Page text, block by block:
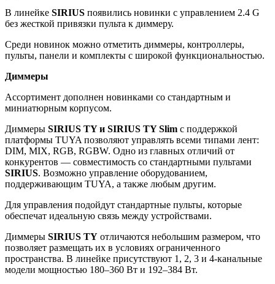
В линейке SIRIUS появились новинки с управлением 2.4 G
без жесткой привязки пульта к диммеру.
Среди новинок можно отметить диммеры, контроллеры,
пульты, панели и комплекты с широкой функциональностью.
Диммеры
Ассортимент дополнен новинками со стандартным и
миниатюрным корпусом.
Диммеры SIRIUS TY и SIRIUS TY Slim с поддержкой
платформы TUYA позволяют управлять всеми типами лент:
DIM, MIX, RGB, RGBW. Одно из главных отличий от
конкурентов — совместимость со стандартными пультами
SIRIUS. Возможно управление оборудованием,
поддерживающим TUYA, а также любым другим.
Для управления подойдут стандартные пульты, которые
обеспечат идеальную связь между устройствами.
Диммеры SIRIUS TY отличаются небольшим размером, что
позволяет размещать их в условиях ограниченного
пространства. В линейке присутствуют 1, 2, 3 и 4-канальные
модели мощностью 180–360 Вт и 192–384 Вт.